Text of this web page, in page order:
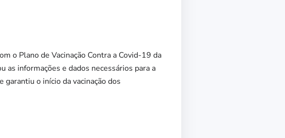
o Plano de Vacinação Contra a Covid-19 da
as informações e dados necessários para a
o início da vacinação dos